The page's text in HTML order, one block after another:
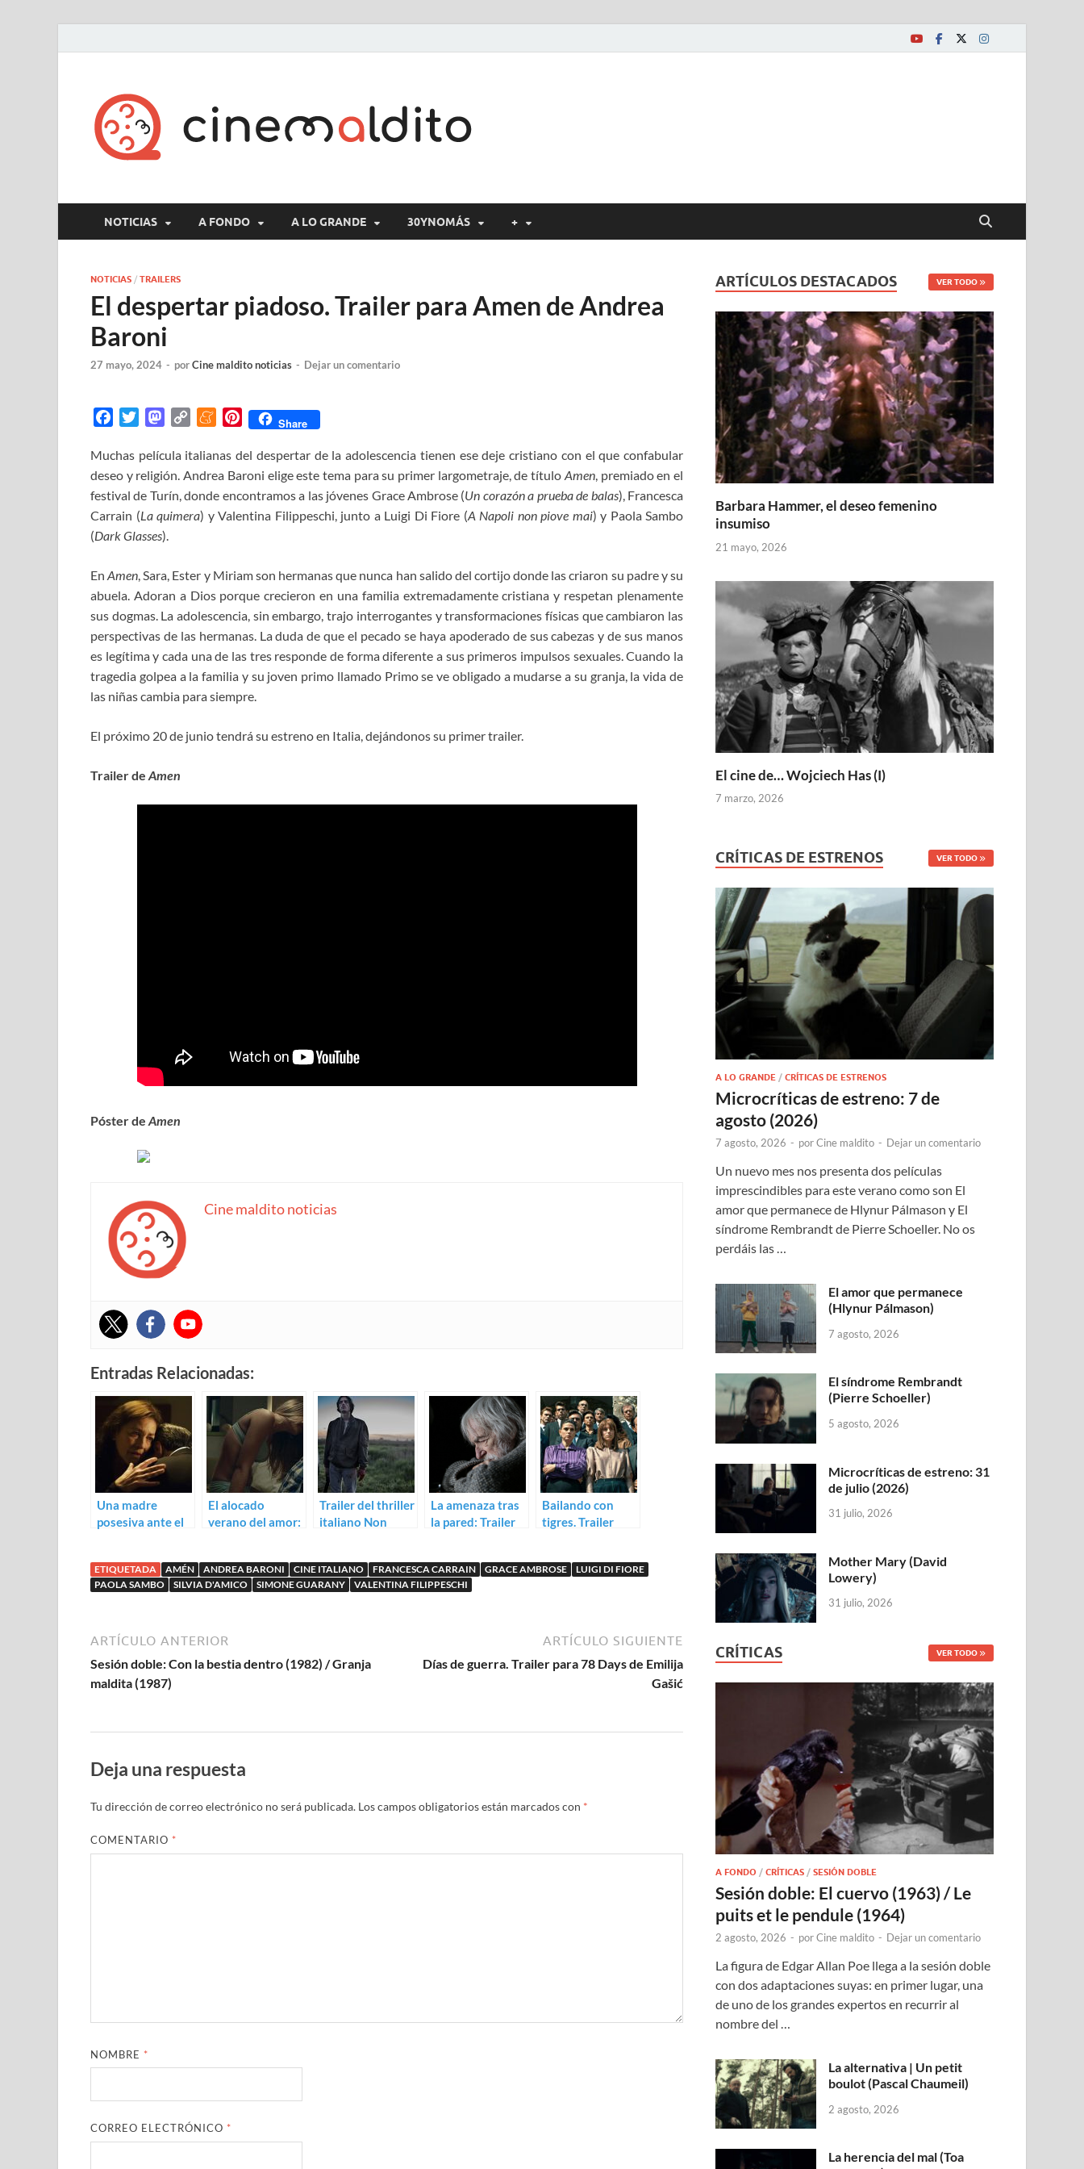
NOTICIAS A FONDO A LO GRANDE 30YNOMÁS +
NOTICIAS / TRAILERS
El despertar piadoso. Trailer para Amen de Andrea
Baroni
27 mayo, 2024 - porCine maldito noticias - Dejar un comentario
c
e
b
o
o
i
t
t
e
r
M
s
t
o
d
o
p
y
L
i
M
n
e
a
m
P
n
t
e
r
t
Share
Muchas película italianas del despertar de la adolescencia tienen ese deje cristiano con el que confabular
deseo y religión. Andrea Baroni elige este tema para su primer largometraje, de título Amen, premiado en el
festival de Turín, donde encontramos a las jóvenes Grace Ambrose (Un corazón a prueba de balas), Francesca
Carrain (La quimera) y Valentina Filippeschi, junto a Luigi Di Fiore (A Napoli non piove mai) y Paola Sambo
(Dark Glasses).
EnAmen, Sara, Ester y Miriam son hermanas que nunca han salido del cortijo donde las criaron su padre y su
abuela. Adoran a Dios porque crecieron en una familia extremadamente cristiana y respetan plenamente
sus dogmas. La adolescencia, sin embargo, trajo interrogantes y transformaciones físicas que cambiaron las
perspectivas de las hermanas. La duda de que el pecado se haya apoderado de sus cabezas y de sus manos
es legítima y cada una de las tres responde de forma diferente a sus primeros impulsos sexuales. Cuando la
tragedia golpea a la familia y su joven primo llamado Primo se ve obligado a mudarse a su granja, la vida de
las niñas cambia para siempre.
El próximo 20 de junio tendrá su estreno en Italia, dejándonos su primer trailer.
Trailer de Amen
Póster de Amen
Cine maldito noticias
Entradas Relacionadas:
Una madre
posesiva ante el
madre
El alocado
verano del amor:
Trailer del thriller
italiano Non
La amenaza tras
la pared: Trailer
Bailando con
tigres. Trailer
de Annarita
ETIQUETADA AMÉN ANDREA BARONI CINE ITALIANO FRANCESCA CARRAIN GRACE AMBROSE
LUIGI DI FIORE
PAOLA SAMBO
SILVIA D'AMICO SIMONE GUARANY VALENTINA FILIPPESCHI
ARTÍCULO ANTERIOR
Sesión doble: Con la bestia dentro (1982) / Granja
maldita (1987)
ARTÍCULO SIGUIENTE
Días de guerra. Trailer para 78 Days de Emilija
Gašić
Deja una respuesta
Tu dirección de correo electrónico no será publicada. Los campos obligatorios están marcados con *
COMENTARIO *
NOMBRE *
CORREO ELECTRÓNICO *
ARTÍCULOS DESTACADOS VER TODO
Barbara Hammer, el deseo femenino
insumiso
21 mayo, 2026
El cine de… Wojciech Has (I)
7 marzo, 2026
CRÍTICAS DE ESTRENOS VER TODO
A LO GRANDE /CRÍTICAS DE ESTRENOS
Microcríticas de estreno: 7 de
agosto (2026)
7 agosto, 2026 - porCine maldito - Dejar un comentario
Un nuevo mes nos presenta dos películas
imprescindibles para este verano como son El
amor que permanece de Hlynur Pálmason y El
síndrome Rembrandt de Pierre Schoeller. No os
perdáis las …
El amor que permanece
(Hlynur Pálmason)
7 agosto, 2026
El síndrome Rembrandt
(Pierre Schoeller)
5 agosto, 2026
Microcríticas de estreno: 31
de julio (2026)
31 julio, 2026
Mother Mary (David
Lowery)
31 julio, 2026
CRÍTICAS VER TODO
A FONDO /CRÍTICAS /SESIÓN DOBLE
Sesión doble: El cuervo (1963) / Le
puits et le pendule (1964)
2 agosto, 2026 - porCine maldito - Dejar un comentario
La figura de Edgar Allan Poe llega a la sesión doble
con dos adaptaciones suyas: en primer lugar, una
de uno de los grandes expertos en recurrir al
nombre del …
La alternativa | Un petit
boulot (Pascal Chaumeil)
2 agosto, 2026
La herencia del mal (Toa